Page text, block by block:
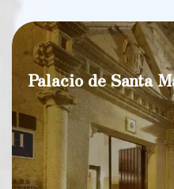
Palacio de Santa